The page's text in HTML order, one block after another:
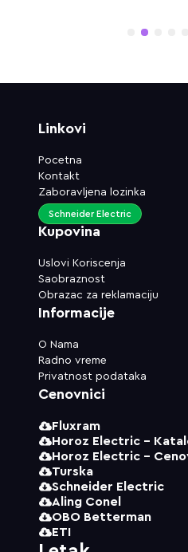
5
Linkovi
Pocetna
Kontakt
Zaboravljena lozinka
Kupovina
Uslovi Koriscenja
Saobraznost
Obrazac za reklamaciju
Schneider Electric
Informacije
O Nama
Radno vreme
Privatnost podataka
Cenovnici
Fluxram
Horoz Electric -
Horoz Electric -
Turska
Schneider Electric
Aling Conel
OBO Betterman
ETI